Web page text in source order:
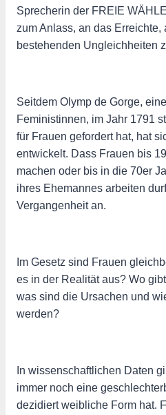
Sprecherin der FREIE
zum Anlass, an das Erreichte,
bestehenden Ungleichheiten
Seitdem Olymp de Gorge,
Feministinnen, im Jahr 1791
für Frauen gefordert hat, hat
entwickelt. Dass Frauen bis
machen oder bis in die 70er
ihres Ehemannes arbeiten
Vergangenheit an.
Im Gesetz sind Frauen
es in der Realität aus? Wo
was sind die Ursachen und
werden?
In wissenschaftlichen Daten
immer noch eine
dezidiert weibliche Form hat.